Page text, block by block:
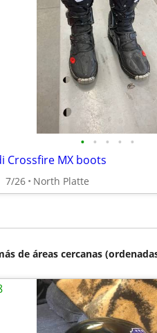
• • • • •
Crossfire MX boots
7/26 North Platte
de áreas cercanas